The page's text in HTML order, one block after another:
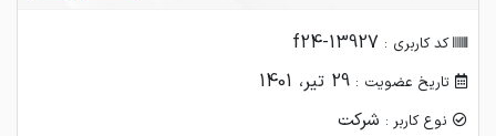
کد کاربری : f24-13927
تاریخ عضویت : 29 تیر، 1401
نوع کاربر : شرکت